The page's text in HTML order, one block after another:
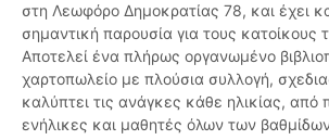
στη Λεωφόρο Δημοκρατίας 78, και έχει
σημαντική παρουσία για τους κατοίκους
Αποτελεί ένα πλήρως οργανωμένο
χαρτοπωλείο με πλούσια συλλογή,
καλύπτει τις ανάγκες κάθε ηλικίας, από
ενήλικες και μαθητές όλων των